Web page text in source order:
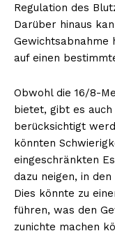
Regulation des
Darüber hinaus
Gewichtsabnahme
auf einen
Obwohl die 16/8-
bietet, gibt es
berücksichtigt
könnten
eingeschränkten
dazu neigen, in
Dies könnte zu
führen, was den
zunichte machen